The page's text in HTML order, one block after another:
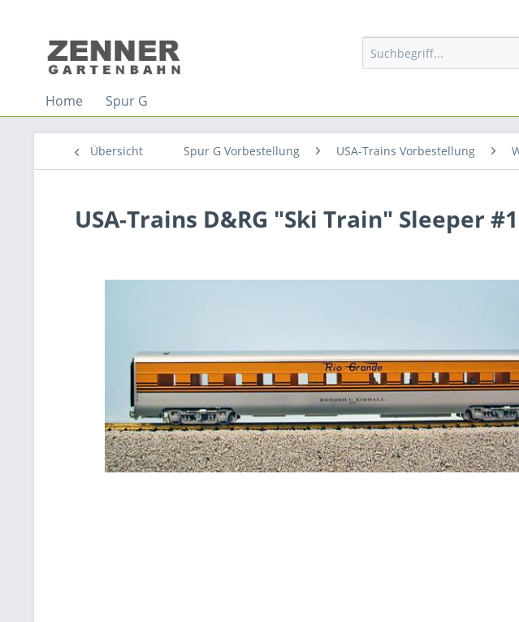
Home Spur G
Übersicht Spur G Vorbestellung USA-Trains Vorbestellung
USA-Trains D&RG "Ski Train" Sleeper